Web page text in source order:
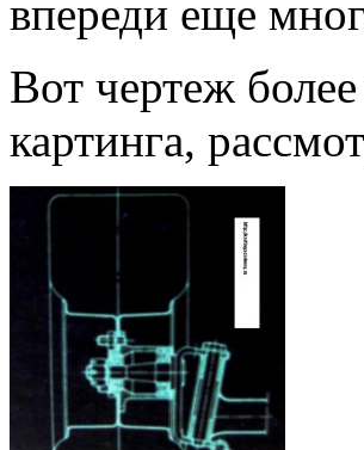
впереди еще
Вот чертеж
картинга,